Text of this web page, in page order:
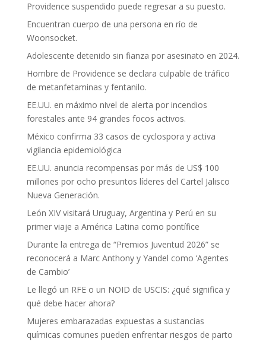
Providence suspendido puede regresar a su puesto.
Encuentran cuerpo de una persona en río de
Woonsocket.
Adolescente detenido sin fianza por asesinato en 2024.
Hombre de Providence se declara culpable de tráfico
de metanfetaminas y fentanilo.
EE.UU. en máximo nivel de alerta por incendios
forestales ante 94 grandes focos activos.
México confirma 33 casos de cyclospora y activa
vigilancia epidemiológica
EE.UU. anuncia recompensas por más de US$ 100
millones por ocho presuntos líderes del Cartel Jalisco
Nueva Generación.
León XIV visitará Uruguay, Argentina y Perú en su
primer viaje a América Latina como pontífice
Durante la entrega de “Premios Juventud 2026” se
reconocerá a Marc Anthony y Yandel como ‘Agentes
de Cambio’
Le llegó un RFE o un NOID de USCIS: ¿qué significa y
qué debe hacer ahora?
Mujeres embarazadas expuestas a sustancias
químicas comunes pueden enfrentar riesgos de parto